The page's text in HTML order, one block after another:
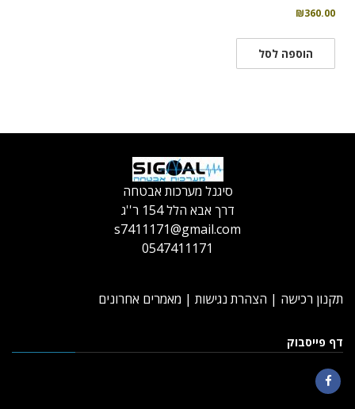
₪360.00
הוספה לסל
סיגנל מערכות אבטחה
דרך אבא הלל 154 ר''ג
s7411171@gmail.com
0547411171
תקנון רכישה | הצהרת נגישות | מאמרים אחרונים
דף פייסבוק